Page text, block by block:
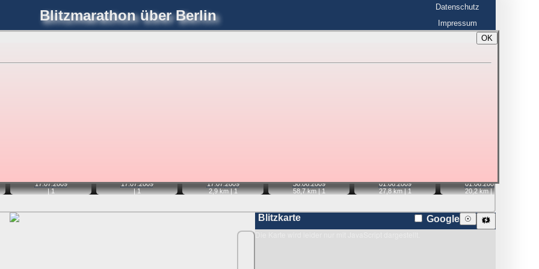
OK
Blitzmarathonüber Berlin
joerglorenz.de
Datenschutz
Impressum
Blitzmarathon Am Himmel Luftfahrt Blitzmarathon ☰
17.07.2009
|1
17.07.2009
|1
17.07.2009
2,9 km |1
30.06.2009
58,7 km |1
01.06.2009
27,8 km |1
01.06.2009
20,2 km |1
Blitzkarte 🗱
☉
Google